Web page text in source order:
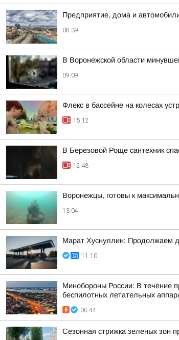
Предприятие, дома и
08:39
В Воронежской области
09:09
Флекс в бассейне на колесах
15:12
В Березовой Роще сантехник
12:48
Воронежцы, готовы к
13:04
Марат Хуснуллин: Продолжаем
11:10
Минобороны России: В течение
беспилотных летательных
08:44
Сезонная стрижка зеленых зон